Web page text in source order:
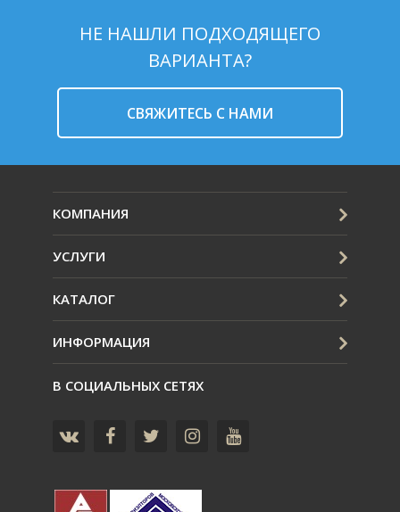
НЕ НАШЛИ ПОДХОДЯЩЕГО
ВАРИАНТА?
CВЯЖИТЕСЬ С НАМИ
КОМПАНИЯ
УСЛУГИ
КАТАЛОГ
ИНФОРМАЦИЯ
В СОЦИАЛЬНЫХ СЕТЯХ